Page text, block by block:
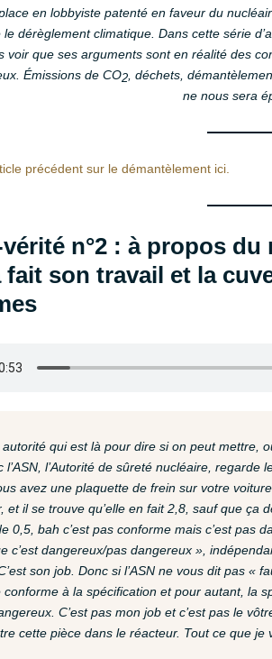
en lobbyiste patenté en faveur du
dérèglement climatique. Dans cette série
voir que ses arguments sont en réalité des
Émissions de CO2, déchets,
ne nous sera
précédent sur le démantèlement ici.
n°2 : à propos du
fait son travail et la
qui est là pour dire si on peut mettre,
l’ASN, l’Autorité de sûreté nucléaire,
avez une plaquette de frein sur votre
et il se trouve qu’elle en fait 2,8, sauf que
0,5, bah c’est pas conforme mais c’est pas
c’est dangereux/pas dangereux »,
son job. Donc si l’ASN ne vous dit pas «
conforme à la spécification et pour autant, la
C’est pas mon job et c’est pas le
cette pièce dans le réacteur. Tout ce que je